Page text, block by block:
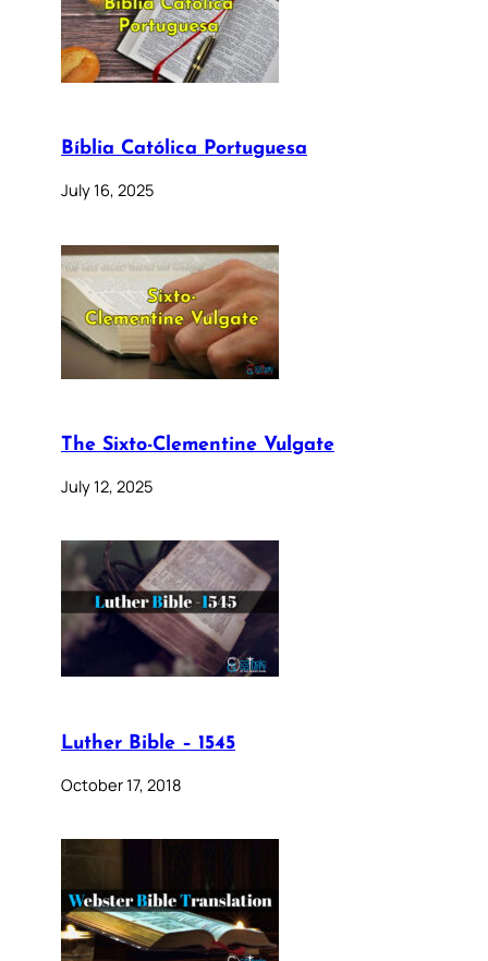
Bíblia Católica Portuguesa
July 16, 2025
The Sixto-Clementine Vulgate
July 12, 2025
Luther Bible – 1545
October 17, 2018